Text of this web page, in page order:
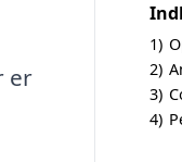
er
1)
2)
3)
4)